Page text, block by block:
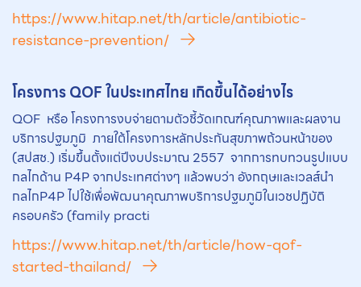
https://www.hitap.net/th/article/antibiotic-
resistance-prevention/
โครงการ QOF ในประเทศไทย เกิดขึ้นได้อย่างไร
QOF หรือ โครงการงบจ่ายตามตัวชี้วัดเกณฑ์คุณภาพและผลงาน
บริการปฐมภูมิ ภายใต้โครงการหลักประกันสุขภาพถ้วนหน้าของ
(สปสช.) เริ่มขึ้นตั้งแต่ปีงบประมาณ 2557 จากการทบทวนรูปแบบ
กลไกด้าน P4P จากประเทศต่างๆ แล้วพบว่า อังกฤษและเวลส์นำ
กลไกP4P ไปใช้เพื่อพัฒนาคุณภาพบริการปฐมภูมิในเวชปฏิบัติ
ครอบครัว (family practi
https://www.hitap.net/th/article/how-qof-
started-thailand/